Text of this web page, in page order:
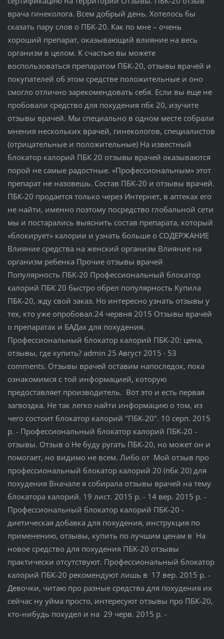
врача гинеколога. Всем добрый день. Хотелось бы
сказать пару слов о ПБК-20. Как по мне – очень
хороший препарат, оказывающий влияние на весь
организм в целом. К счастью вы можете
воспользоваться препаратом ПБК-20, отзывы врачей и
покупателей об этом средстве положительные и оно
смогло отлично зарекомендовать себя. Если вы еще не
пробовали средство для похудения пбк 20, изучите
отзывы врачей. Мы специально в одном месте собрали
мнения нескольких врачей, гинекологов, специалистов
(отрицательные и положительные) На известный
блокатор калорий ПБК 20 отзывы врачей оказываются
порой не самые радостные. «Профессиональным» этот
препарат не назовешь. Состав ПБК-20 и отзывы врачей.
ПБК-20 продается только через Интернет, в аптеках его
не найти, именно поэтому посредство глобальной сети
мы и постарались выяснить состав препарата, который
«блокирует» калории и узнать больше о СОДЕРЖАНИЕ
Влияние средства на женский организм Влияние на
организм ребенка Прочие отзывы врачей
Популярность ПБК-20 Профессиональный блокатор
калорий ПБК 20 быстро обрел популярность Купила
ПБК-20, жду свой заказ. Но интересно узнать отзывы у
тех, кто уже опробовал.24 червня 2015 Отзывы врачей
о препаратах и БАДах для похудения.
Профессиональный блокатор калорий ПБК-20: цена,
отзывы, где купить? admin 25 Август 2015 · 53
comments. Отзывы врачей оставим напоследок, пока
ознакомимся с той информацией, которую
предоставляет производитель. Вот это и есть первая
загвоздка. Не так легко найти информацию о том, из
чего состоит блокатор калорий "ПБК-20". 10 серп. 2015
р. - Профессиональный блокатор калорий ПБК-20 -
отзывы. Отзыв о Не буду ругать ПБК-20, но может он и
помогает, но видимо не всем. Либо от Мой отзыв про
профессиональный блокатор калорий 20 (пбк 20) для
похудения Вначале я собирала отзывы врачей на тему
блокатора калорий. 19 лист. 2015 р. - 14 вер. 2015 р. -
Профессиональный блокатор калорий ПБК-20 -
диетическая добавка для похудения, инструкция по
применению, отзывы, купить по лучшим ценам в На
новое средство для похудения ПБК-20 отзывы
практически отсутствуют. Профессиональный блокатор
калорий ПБК-20 рекомендуют лишь в 17 вер. 2015 р. -
Девочки, читаю про разные средства для похудения их
сейчас ну уйма просто, интересуют отзывы про ПБК-20,
кто-нибудь похудел и на 29 черв. 2015 р. -